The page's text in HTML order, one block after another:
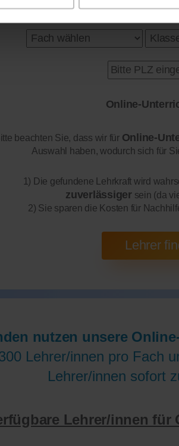
Online-
beachten Sie, dass wir für Online-
Auswahl haben, wodurch sich für
1) Die gefundene Lehrkraft wird
zuverlässigersein (da
2) Sie sparen die Kosten für
nutzen unsere
Lehrer/innen pro Fach
Lehrer/innen sofort
Lehrer/innen für